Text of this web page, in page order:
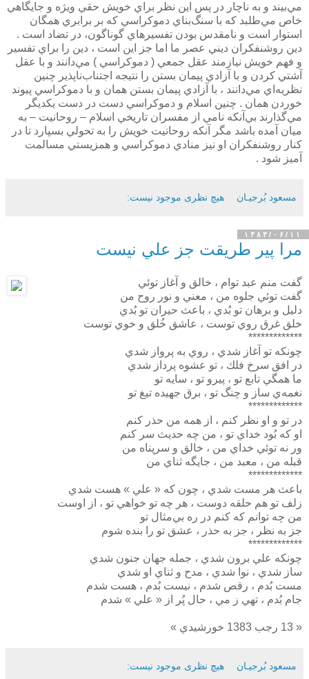
مي‌بيند و به ناچار در پس اين نظر براي خويش حقي ويژه و جايگاهي
خاص مي‌طلبد كه با سنگ‌بناي دموكراسي كه بر برابري همگان
استوار است و نامقدس بودن تفسيرهاي گوناگون، در تضاد است .
دين روشنفكران ديني عصر ما اما جز اين است ، دين را براي تفسير
و فهم خويش نيازمند عقل جمعي ( دموكراسي ) مي‌دانند و با عقل
آشتي كردن و با آزادي پيمان بستن را نتيجه اجتناب‌ناپذير چنين
نظريه‌اي مي‌دانند ، با آزادي پيمان بستن همان و با دموكراسي پيوند
خوردن همان . چنين اسلام و دموكراسي دست در دست يكديگر
مي‌گذارند بي‌آنكه نامي از مفسران تاريخي اسلام – روحانيت – به
ميان آمده باشد مگر آنكه روحانيت خويش را به تحولي بسپارد تا در
كنار روشنفكران او نيز منادي دموكراسي و همزيستي مسالمت
آميز شود .
مسعود بُرجيـان هیچ نظری موجود نیست:
۱۳۸۳/۰۶/۱۱
مرا پير طريقت جز علي نيست
گفت منم عبد توام ، خالق و آغاز توئي
گفت توئي جلوه من ، معني و نور روح من
دليل و برهان تو بُدي ، باعث حيران تو بُدي
خلق غرق روي توست ،‌ عاشق خُلق و خوي توست
*************
چونكه تو آغاز شدي ، روي به پرواز شدي
در افق سرخ فلك ، تو عشوه پرداز شدي
ما همگي تابع تو ،‌ پيرو تو ، سايه تو
نغمه‌ي ساز و چنگ تو ، برق جهيده تيغ تو
*************
در تو و او نظر كنم ، از همه من حذر كنم
او كه بُود خداي تو ، من چه حديث سر كنم
ور نه توئي خداي من ،‌ خالق و سرپناه من
قبله من ، معبد من ، جايگه ثناي من
*************
باعث هر مست شدي ،‌ چون كه « علي » هست شدي
زلف تو هم حلقه دوست ، هر چه تو خواهي تو ، از اوست
من چه توانم كه كنم در ره بي‌مثال تو
جز به نظر ، جز به حذر ، عشق تو را بنده شوم
*************
چونکه علي برون شدي ، جمله جهان جنون شدي
ساز شدي ، نوا شدي ، مدح و ثناي او شدي
مست بُدم ، رقص شدم ، نيست بُدم ، هست شدم
جام بُدم ، تهي ز مي ،‌ حال پُر از « علي » شدم
« 13 رجب 1383 خورشيدي »
مسعود بُرجيـان هیچ نظری موجود نیست: